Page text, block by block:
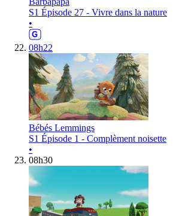
S1 Épisode 27 - Vivre dans la nature
•
08h22
Bébés Lemmings
S1 Épisode 1 - Complèment noisette
•
08h30